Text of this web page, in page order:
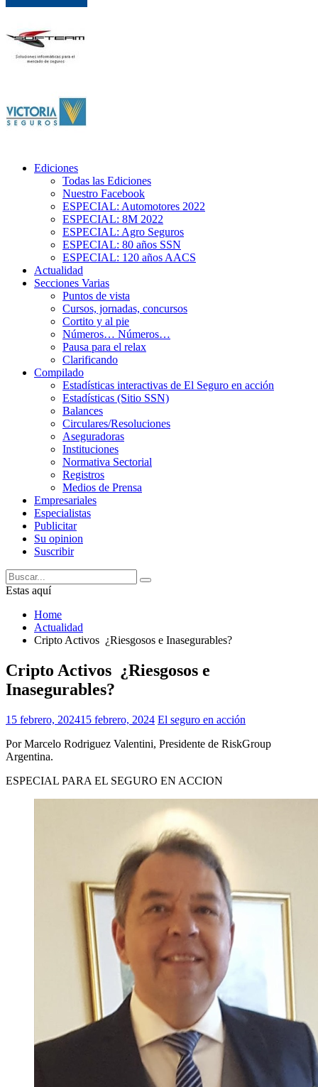
Ediciones
Todas las Ediciones
Nuestro Facebook
ESPECIAL: Automotores 2022
ESPECIAL: 8M 2022
ESPECIAL: Agro Seguros
ESPECIAL: 80 años SSN
ESPECIAL: 120 años AACS
Actualidad
Secciones Varias
Puntos de vista
Cursos, jornadas, concursos
Cortito y al pie
Números… Números…
Pausa para el relax
Clarificando
Compilado
Estadísticas interactivas de El Seguro en acción
Estadísticas (Sitio SSN)
Balances
Circulares/Resoluciones
Aseguradoras
Instituciones
Normativa Sectorial
Registros
Medios de Prensa
Empresariales
Especialistas
Publicitar
Su opinion
Suscribir
Estas aquí
Home
Actualidad
Cripto Activos ¿Riesgosos e Inasegurables?
Cripto Activos ¿Riesgosos e
Inasegurables?
15 febrero, 202415 febrero, 2024 El seguro en acción
Por Marcelo Rodriguez Valentini, Presidente de RiskGroup
Argentina.
ESPECIAL PARA EL SEGURO EN ACCION